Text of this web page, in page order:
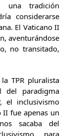
una tradición
considerarse
El Vaticano II
aventurándose
no transitado,
TPR pluralista
del paradigma
el inclusivismo
II fue apenas un
sacaba del
para